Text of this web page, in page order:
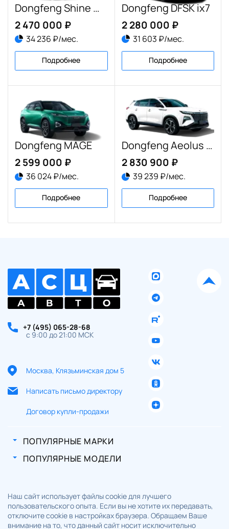
Dongfeng Shine Max
2 470 000 ₽
34 236 ₽/мес.
Подробнее
Dongfeng DFSK ix7
2 280 000 ₽
31 603 ₽/мес.
Подробнее
Dongfeng MAGE
2 599 000 ₽
36 024 ₽/мес.
Подробнее
Dongfeng Aeolus Huge
2 830 900 ₽
39 239 ₽/мес.
Подробнее
+7 (495) 065-28-68
с 9:00 до 21:00 МСК
Москва, Клязьминская дом 5
Написать письмо директору
Договор купли-продажи
ПОПУЛЯРНЫЕ МАРКИ
ПОПУЛЯРНЫЕ МОДЕЛИ
Наш сайт использует файлы cookie для лучшего
пользовательского опыта. Если вы не хотите их передавать,
отключите cookie в настройках браузера. Обращаем Ваше
внимание на то, что данный сайт носит исключительно